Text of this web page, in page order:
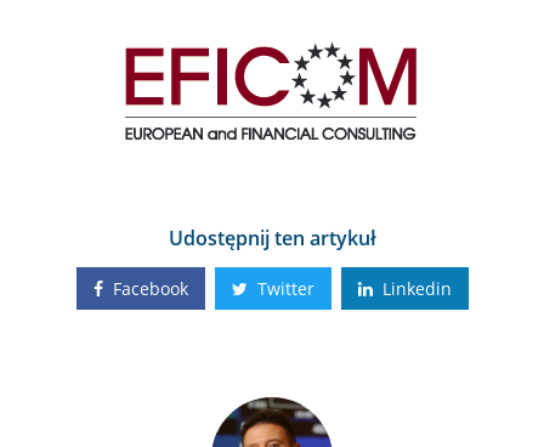
Udostępnij ten artykuł
Facebook Twitter Linkedin